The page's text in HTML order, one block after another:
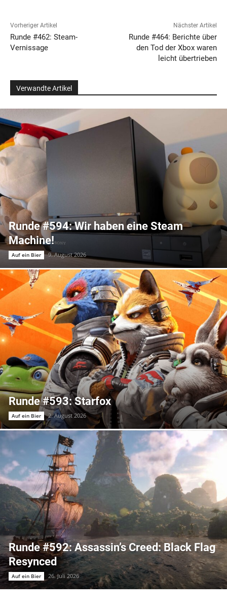
Vorheriger Artikel
Runde #462: Steam-
Vernissage
Nächster Artikel
Runde #464: Berichte über
den Tod der Xbox waren
leicht übertrieben
Verwandte Artikel
Runde #594: Wir haben eine Steam
Machine!
Auf ein Bier 9. August 2026
Runde #593: Starfox
Auf ein Bier 2. August 2026
Runde #592: Assassin’s Creed: Black Flag
Resynced
Auf ein Bier 26. Juli 2026